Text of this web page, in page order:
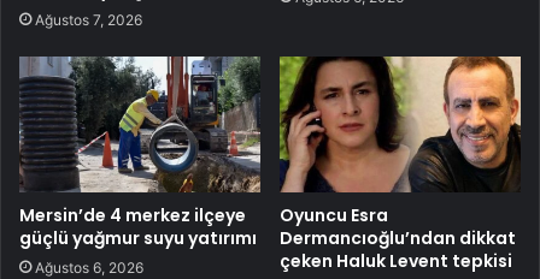
Ağustos 7, 2026
Mersin’de 4 merkez ilçeye
güçlü yağmur suyu yatırımı
Ağustos 6, 2026
Oyuncu Esra
Dermancıoğlu’ndan dikkat
çeken Haluk Levent tepkisi